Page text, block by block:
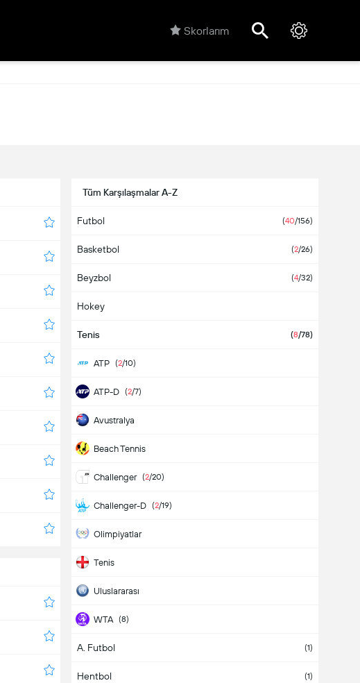
Skorlarım
Tüm Karşılaşmalar A-Z
Futbol (40/156)
Basketbol (2/26)
Beyzbol (4/32)
Hokey
Tenis (8/78)
ATP (2/10)
ATP-D (2/7)
Avustralya
Beach Tennis
Challenger (2/20)
Challenger-D (2/19)
Olimpiyatlar
Tenis
Uluslararası
WTA (8)
WTA 125K
WTA-D
A. Futbol (1)
Hentbol (1)